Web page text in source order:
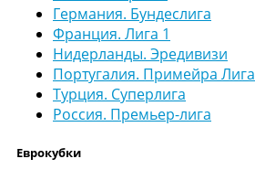
Германия. Бундеслига
Франция. Лига 1
Нидерланды. Эредивизи
Португалия. Примейра Лига
Турция. Суперлига
Россия. Премьер-лига
Еврокубки